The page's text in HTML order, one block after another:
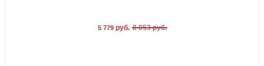
5 779руб. 8 053 руб.